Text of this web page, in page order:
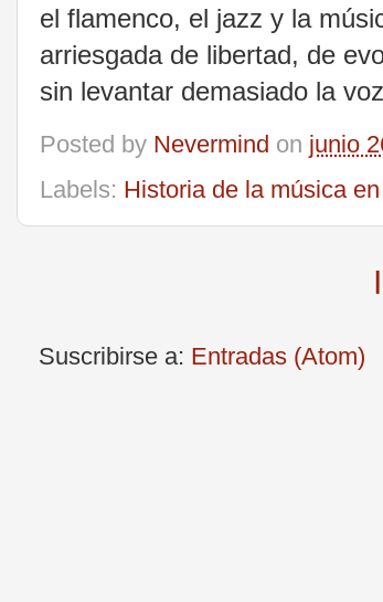
el flamenco, el jazz y la
arriesgada de libertad, de
sin levantar demasiado la
Posted by Nevermind on junio
Labels: Historia de la música
Suscribirse a: Entradas (Atom)